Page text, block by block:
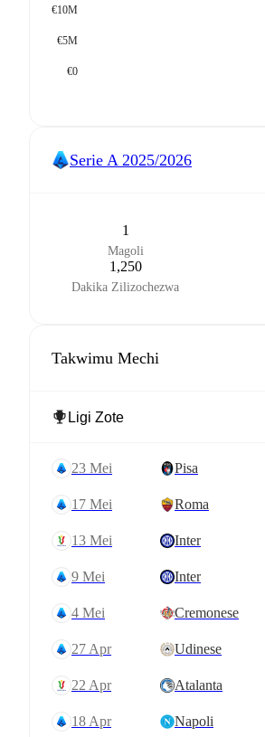
€10M
€5M
€0
Serie A 2025/2026
1
Magoli
1,250
Dakika Zilizochezwa
Takwimu Mechi
23 Mei Pisa
17 Mei Roma
13 Mei Inter
9 Mei Inter
4 Mei Cremonese
27 Apr Udinese
22 Apr Atalanta
18 Apr Napoli